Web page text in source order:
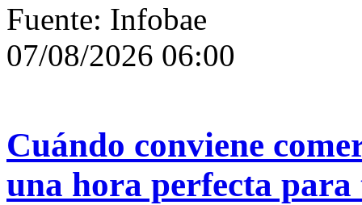
Fuente: Infobae
07/08/2026 06:00
Cuándo conviene
una hora perfecta para